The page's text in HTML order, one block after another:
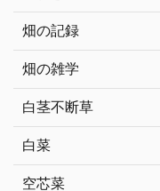
畑の記録
畑の雑学
白茎不断草
白菜
空芯菜